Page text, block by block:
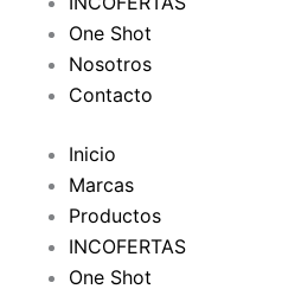
k
-
f
One Shot
Nosotros
Contacto
Inicio
Marcas
Productos
INCOFERTAS
One Shot